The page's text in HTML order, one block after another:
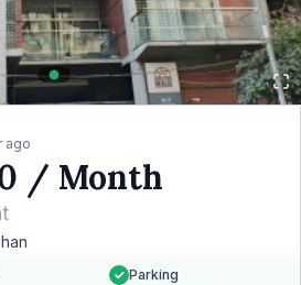
ago
/ Month
Parking